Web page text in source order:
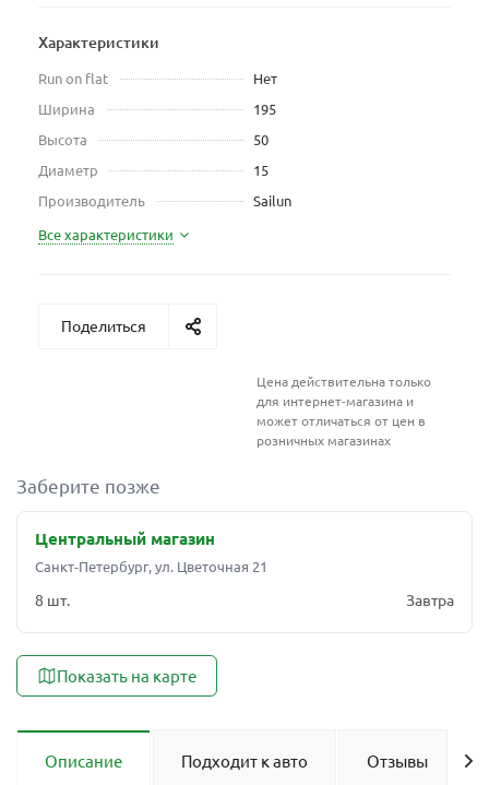
Характеристики
Run on flat
Нет
Ширина
195
Высота
50
Диаметр
15
Производитель
Sailun
Все характеристики
Поделиться
Цена действительна только
для интернет-магазина и
может отличаться от цен в
розничных магазинах
Заберите позже
Центральный магазин
Санкт-Петербург, ул. Цветочная 21
8 шт. Завтра
Показать на карте
Описание Подходит к авто Отзывы